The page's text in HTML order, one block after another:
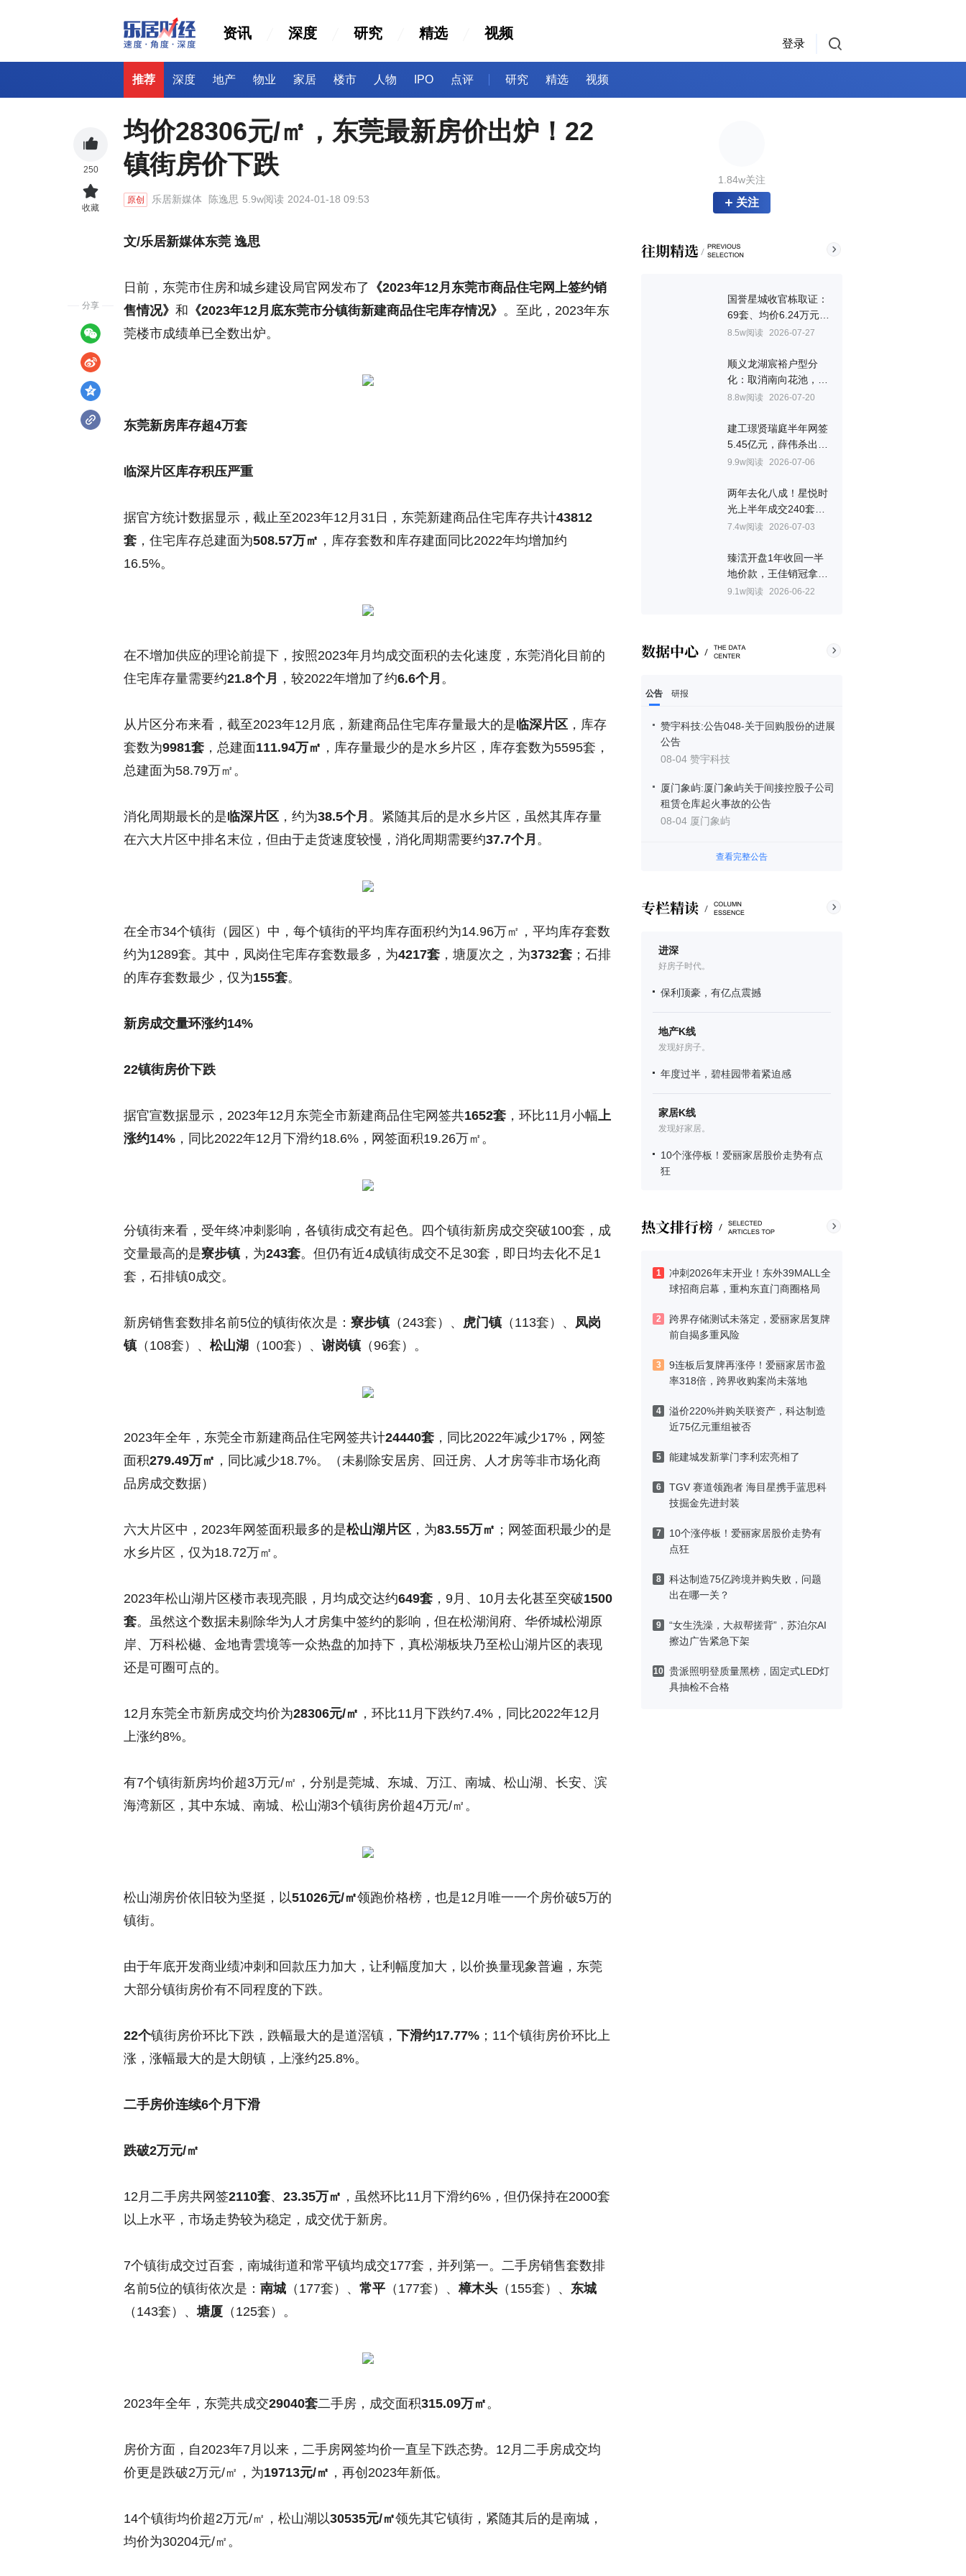
资讯 深度 研究 精选 视频
登录
推荐 深度 地产 物业 家居 楼市 人物 IPO 点评 研究 精选 视频
1.84w关注
关注
国誉星城收官栋取证：
69套、均价6.24万元/
㎡
8.5w阅读 2026-07-27
顺义龙湖宸裕户型分
化：取消南向花池，全
景舱边厅成最大看点
8.8w阅读 2026-07-20
建工璟贤瑞庭半年网签
5.45亿元，薛伟杀出重
围拿下房山销冠
9.9w阅读 2026-07-06
两年去化八成！星悦时
光上半年成交240套，
韩跃联手叶晨拿下顺义
7.4w阅读 2026-07-03
臻澐开盘1年收回一半
地价款，王佳销冠拿到
手软
9.1w阅读 2026-06-22
公告 研报
赞宇科技:公告048-关于回购股份的进展
公告
08-04 赞宇科技
厦门象屿:厦门象屿关于间接控股子公司
租赁仓库起火事故的公告
08-04 厦门象屿
查看完整公告
进深
好房子时代。
保利顶豪，有亿点震撼
地产K线
发现好房子。
年度过半，碧桂园带着紧迫感
家居K线
发现好家居。
10个涨停板！爱丽家居股价走势有点
狂
1
冲刺2026年末开业！东外39MALL全
球招商启幕，重构东直门商圈格局
2
跨界存储测试未落定，爱丽家居复牌
前自揭多重风险
3
9连板后复牌再涨停！爱丽家居市盈
率318倍，跨界收购案尚未落地
4
溢价220%并购关联资产，科达制造
近75亿元重组被否
5 能建城发新掌门李利宏亮相了
6
TGV 赛道领跑者 海目星携手蓝思科
技掘金先进封装
7
10个涨停板！爱丽家居股价走势有
点狂
8
科达制造75亿跨境并购失败，问题
出在哪一关？
9
“女生洗澡，大叔帮搓背”，苏泊尔AI
擦边广告紧急下架
10 贵派照明登质量黑榜，固定式LED灯
具抽检不合格
均价28306元/㎡，东莞最新房价出炉！22
镇街房价下跌
原创 乐居新媒体 陈逸思 5.9w阅读 2024-01-18 09:53
文/乐居新媒体东莞 逸思
日前，东莞市住房和城乡建设局官网发布了 《2023年12月东莞市商品住宅网上签约销
售情况》 和 《2023年12月底东莞市分镇街新建商品住宅库存情况》 。至此，2023年东
莞楼市成绩单已全数出炉。
东莞新房库存超4万套
临深片区库存积压严重
据官方统计数据显示，截止至2023年12月31日，东莞新建商品住宅库存共计43812
套 ，住宅库存总建面为508.57万㎡ ，库存套数和库存建面同比2022年均增加约
16.5%。
在不增加供应的理论前提下，按照2023年月均成交面积的去化速度，东莞消化目前的
住宅库存量需要约21.8个月 ，较2022年增加了约6.6个月 。
从片区分布来看，截至2023年12月底，新建商品住宅库存量最大的是临深片区 ，库存
套数为9981套 ，总建面111.94万㎡ ，库存量最少的是水乡片区，库存套数为5595套，
总建面为58.79万㎡。
消化周期最长的是临深片区 ，约为38.5个月 。紧随其后的是水乡片区，虽然其库存量
在六大片区中排名末位，但由于走货速度较慢，消化周期需要约37.7个月 。
在全市34个镇街（园区）中，每个镇街的平均库存面积约为14.96万㎡，平均库存套数
约为1289套。其中，凤岗住宅库存套数最多，为4217套 ，塘厦次之，为3732套 ；石排
的库存套数最少，仅为155套。
新房成交量环涨约14%
22镇街房价下跌
据官宣数据显示，2023年12月东莞全市新建商品住宅网签共1652套 ，环比11月小幅上
涨约14% ，同比2022年12月下滑约18.6%，网签面积19.26万㎡。
分镇街来看，受年终冲刺影响，各镇街成交有起色。四个镇街新房成交突破100套，成
交量最高的是寮步镇，为243套。但仍有近4成镇街成交不足30套，即日均去化不足1
套，石排镇0成交。
新房销售套数排名前5位的镇街依次是： 寮步镇（243套）、 虎门镇（113套）、 凤岗
镇（108套）、 松山湖 （100套）、 谢岗镇（96套）。
2023年全年，东莞全市新建商品住宅网签共计24440套 ，同比2022年减少17%，网签
面积279.49万㎡ ，同比减少18.7%。（未剔除安居房、回迁房、人才房等非市场化商
品房成交数据）
六大片区中，2023年网签面积最多的是松山湖片区 ，为83.55万㎡ ；网签面积最少的是
水乡片区，仅为18.72万㎡。
2023年松山湖片区楼市表现亮眼，月均成交达约649套 ，9月、10月去化甚至突破1500
套。虽然这个数据未剔除华为人才房集中签约的影响，但在松湖润府、华侨城松湖原
岸、万科松樾、金地青雲境等一众热盘的加持下，真松湖板块乃至松山湖片区的表现
还是可圈可点的。
12月东莞全市新房成交均价为28306元/㎡ ，环比11月下跌约7.4%，同比2022年12月
上涨约8%。
有7个镇街新房均价超3万元/㎡，分别是莞城、东城、万江、南城、松山湖、长安、滨
海湾新区，其中东城、南城、松山湖3个镇街房价超4万元/㎡。
松山湖房价依旧较为坚挺，以51026元/㎡领跑价格榜，也是12月唯一一个房价破5万的
镇街。
由于年底开发商业绩冲刺和回款压力加大，让利幅度加大，以价换量现象普遍，东莞
大部分镇街房价有不同程度的下跌。
22个镇街房价环比下跌，跌幅最大的是道滘镇， 下滑约17.77% ；11个镇街房价环比上
涨，涨幅最大的是大朗镇，上涨约25.8%。
二手房价连续6个月下滑
跌破2万元/㎡
12月二手房共网签2110套、 23.35万㎡ ，虽然环比11月下滑约6%，但仍保持在2000套
以上水平，市场走势较为稳定，成交优于新房。
7个镇街成交过百套，南城街道和常平镇均成交177套，并列第一。二手房销售套数排
名前5位的镇街依次是： 南城 （177套）、 常平 （177套）、樟木头 （155套）、 东城
（143套）、塘厦 （125套）。
2023年全年，东莞共成交29040套二手房，成交面积315.09万㎡。
房价方面，自2023年7月以来，二手房网签均价一直呈下跌态势。12月二手房成交均
价更是跌破2万元/㎡，为19713元/㎡ ，再创2023年新低。
14个镇街均价超2万元/㎡，松山湖以30535元/㎡领先其它镇街，紧随其后的是南城，
均价为30204元/㎡。
250
收藏
分享